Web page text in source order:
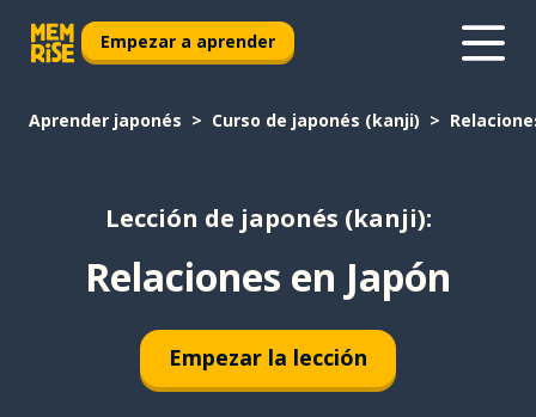
Empezar a aprender
Aprender japonés Curso de japonés (kanji)
Lección de japonés (kanji):
Relaciones en Japón
Empezar la lección